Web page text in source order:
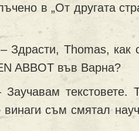
в „От другата
Здрасти, Thomas, как
ABBOT във Варна?
Заучавам текстовете.
съм смятал